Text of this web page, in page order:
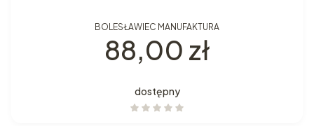
BOLESŁAWIEC MANUFAKTURA
Cena
88,00 zł
dostępny